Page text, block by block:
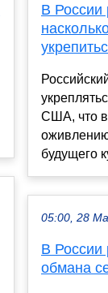
В России
США, что в
будущего
05:00, 28
В России
обмана